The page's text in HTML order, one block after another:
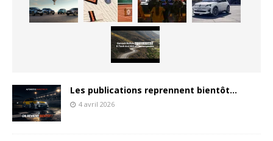
Les publications reprennent bientôt…
4 avril 2026